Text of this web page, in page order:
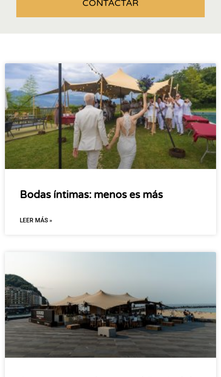
CONTACTAR
Bodas íntimas: menos es más
LEER MÁS »